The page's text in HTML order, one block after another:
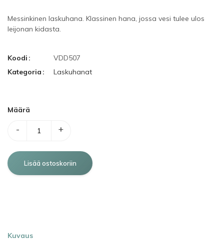
Messinkinen laskuhana. Klassinen hana, jossa vesi tulee ulos
leijonan kidasta.
Koodi
VDD507
Kategoria
Laskuhanat
Määrä
- +
Kuvaus